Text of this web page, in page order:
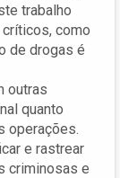
trabalho
como
de drogas é
outras
quanto
operações.
e rastrear
criminosas e